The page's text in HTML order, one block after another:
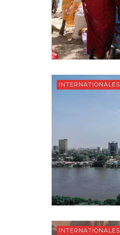
INTERNATIONALES
INTERNATIONALES